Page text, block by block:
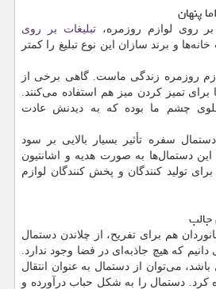
پنهان
بر روی لوازم روزمره،تبلیغات بر روی
و برند سازان این نوع تبلیغ را کمتر
روزمره زندگی ماست. گاهی برخی از
برای تمیز کردن میز هم استفاده می‌کنند.
چشم ما بوده که به دیدنش عادت
سفره تأثیر بسیار بالایی بر سود
این دستمال‌ها به صورت هدیه و اشانتیون
تولید کنندگان و پخش کنندگان لوازم
هم برای تفریح، از چلاندن دستمال
که هیچ جاذبه‌ای در فضا وجود ندارد.
می‌توان از دستمال به عنوان انتقال
کرد. دستمال را به شکل حباب درآورده و